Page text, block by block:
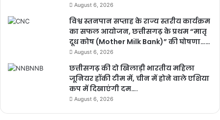
August 6, 2026
विश्व स्तनपान सप्ताह के राज्य स्तरीय कार्यक्रम
का सफल आयोजन, छत्तीसगढ़ के प्रथम “मातृ
दूध कोष (Mother Milk Bank)” की घोषणा……
August 6, 2026
छत्तीसगढ़ की दो खिलाड़ी भारतीय महिला
जूनियर हॉकी टीम में, चीन में होने वाले एशिया
कप में दिखाएंगी दम….
August 6, 2026